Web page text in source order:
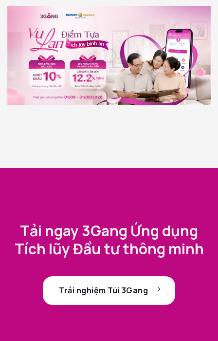
Tải ngay 3Gang Ứng dụng
Tích lũy Đầu tư thông minh
Trải nghiệm Túi 3Gang